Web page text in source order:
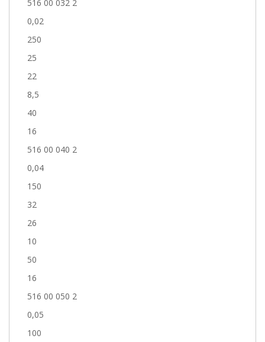
516 00 032 2
0,02
250
25
22
8,5
40
16
516 00 040 2
0,04
150
32
26
10
50
16
516 00 050 2
0,05
100